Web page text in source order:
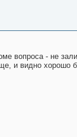
вопроса - не
и видно хорошо